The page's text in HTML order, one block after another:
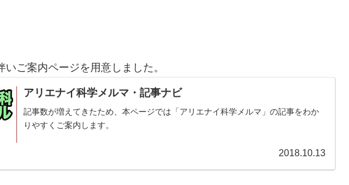
ご案内ページを用意しました。
アリエナイ科学メルマ・記事ナビ
記事数が増えてきたため、本ページでは「アリエナイ科学メルマ」の記事をわか
りやすくご案内します。
2018.10.13